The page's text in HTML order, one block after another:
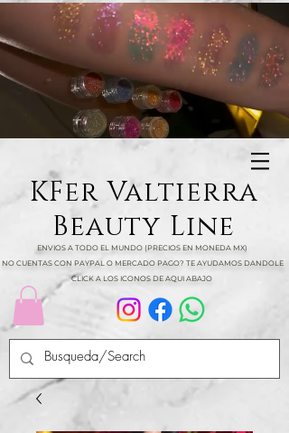
KFer Valtierra
Beauty Line
ENVIOS A TODO EL MUNDO (PRECIOS EN MONEDA MX)
NO CUENTAS CON PAYPAL O MERCADO PAGO? TE AYUDAMOS DANDOLE
CLICK A LOS ICONOS DE AQUI ABAJO